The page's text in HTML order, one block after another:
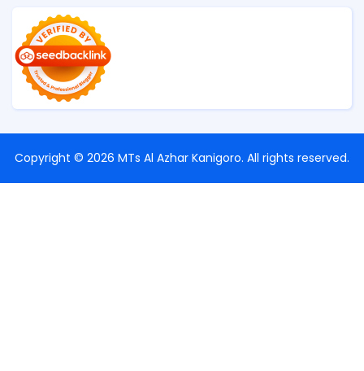
Copyright © 2026 MTs Al Azhar Kanigoro. All rights reserved.